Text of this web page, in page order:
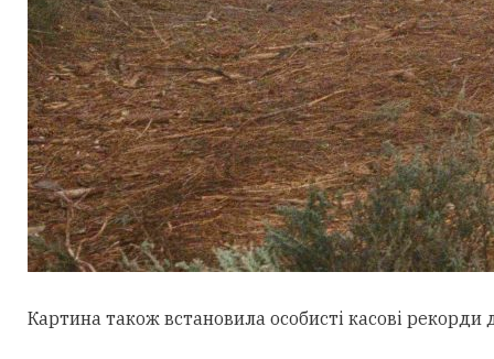
Картина також встановила особисті касові